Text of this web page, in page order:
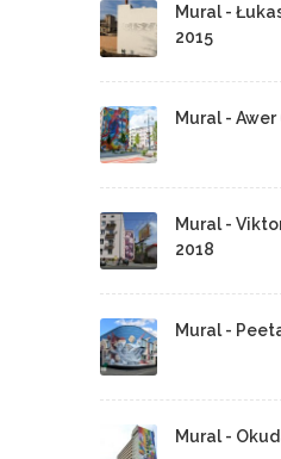
Mural -
2015
Mural - Awer
Mural -
2018
Mural -
Mural -